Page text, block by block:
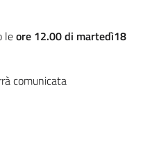
leore 12.00 di martedì18
comunicata